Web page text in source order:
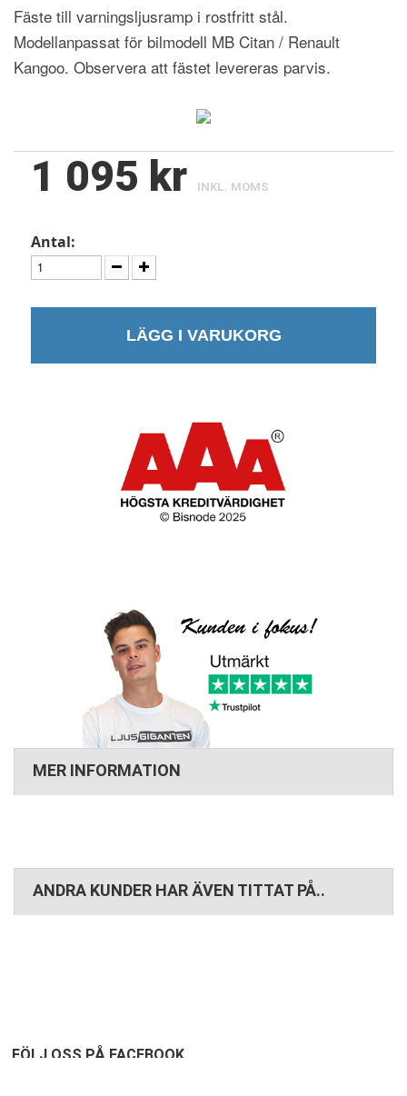
Fäste till varningsljusramp i rostfritt stål.
Modellanpassat för bilmodell MB Citan / Renault
Kangoo. Observera att fästet levereras parvis.
1 095 kr INKL. MOMS
Antal:
LÄGG I VARUKORG
MER INFORMATION
ANDRA KUNDER HAR ÄVEN TITTAT PÅ..
FÖLJ OSS PÅ FACEBOOK